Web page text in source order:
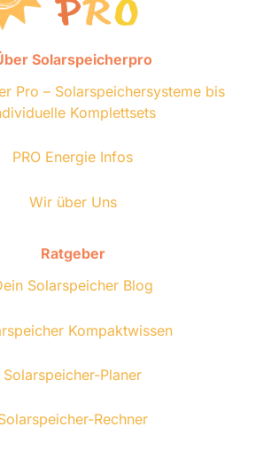
Solarspeicherpro
Pro – Solarspeichersysteme bis
Komplettsets
PRO Energie Infos
Wir über Uns
Ratgeber
Solarspeicher Blog
Kompaktwissen
Solarspeicher-Planer
Rechner